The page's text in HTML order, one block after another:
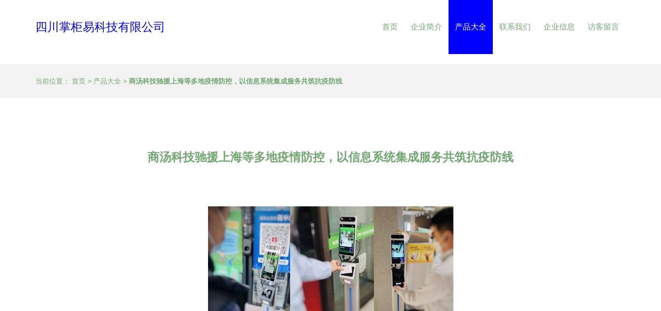
四川掌柜易科技有限公司 首页 企业简介 产品大全 联系我们 企业信息 访客留言
当前位置： 首页 > 产品大全 > 商汤科技驰援上海等多地疫情防控，以信息系统集成服务共筑抗疫防线
商汤科技驰援上海等多地疫情防控，以信息系统集成服务共筑抗疫防线